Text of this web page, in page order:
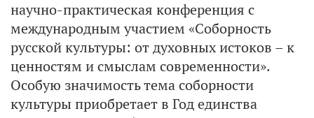
научно-практическая конференция с
международным участием «Соборность
русской культуры: от духовных истоков – к
ценностям и смыслам современности».
Особую значимость тема соборности
культуры приобретает в Год единства